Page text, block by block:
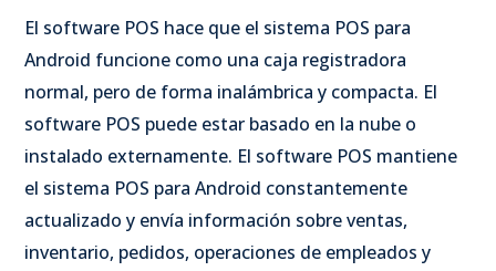
El software POS hace que el sistema POS para
Android funcione como una caja registradora
normal, pero de forma inalámbrica y compacta. El
software POS puede estar basado en la nube o
instalado externamente. El software POS mantiene
el sistema POS para Android constantemente
actualizado y envía información sobre ventas,
inventario, pedidos, operaciones de empleados y